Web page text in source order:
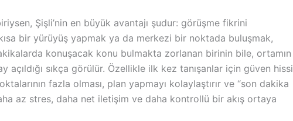
Şişli’nin en büyük avantajı şudur: görüşme fikrini
bir yürüyüş yapmak ya da merkezi bir noktada buluşmak,
konuşacak konu bulmakta zorlanan birinin bile, ortamın
açıldığı sıkça görülür. Özellikle ilk kez tanışanlar için güven hissi
fazla olması, plan yapmayı kolaylaştırır ve “son dakika
az stres, daha net iletişim ve daha kontrollü bir akış ortaya